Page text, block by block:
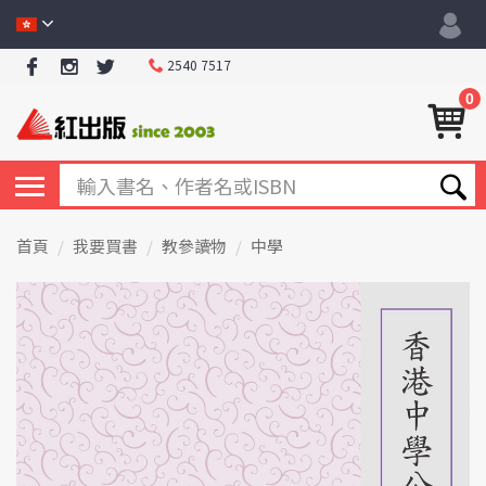
2540 7517
0
首頁 我要買書 教參讀物 中學